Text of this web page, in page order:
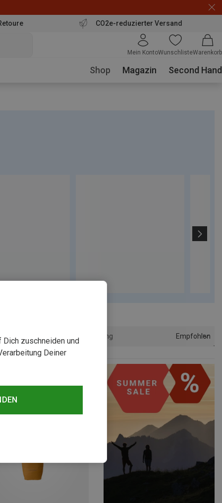
CO2e-reduzierter Versand
Mein KontoWunschlisteWarenkorb
Shop Magazin Second Hand
Sortierung Empfohlen
zuschneiden und
Deiner